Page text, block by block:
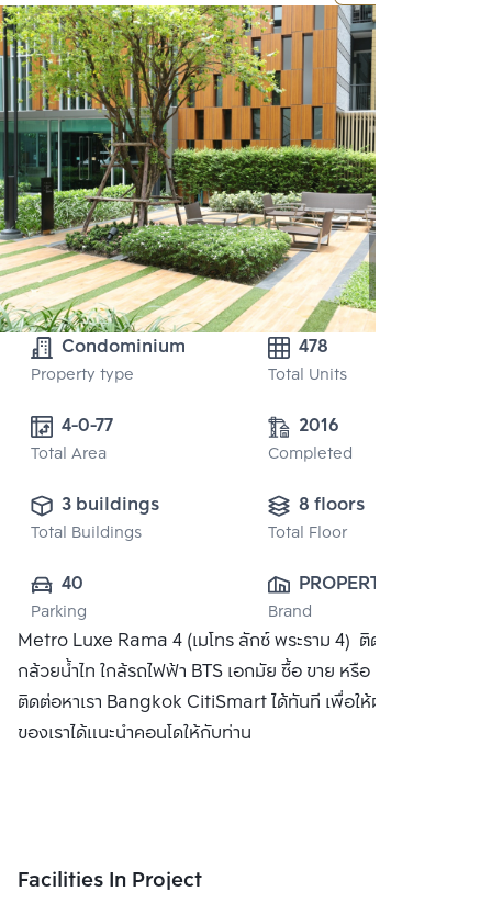
Condominium
Property type
478
Total Units
4-0-77
Total Area
2016
Completed
3 buildings
Total Buildings
8 floors
Total Floor
40
Parking
PROPERTY
PERFECT
PUBLIC CO.,
LTD.
Brand
Metro Luxe Rama 4 (เมโทร ลักซ์ พระราม 4) ติด ม.กรุงเทพ
กล้วยน้ำไท ใกล้รถไฟฟ้า BTS เอกมัย ซื้อ ขาย หรือ เช่า คอนโด
ติดต่อหาเรา Bangkok CitiSmart ได้ทันที เพื่อให้ผู้เชี่ยวชาญ
ของเราได้แนะนำคอนโดให้กับท่าน
Facilities In Project